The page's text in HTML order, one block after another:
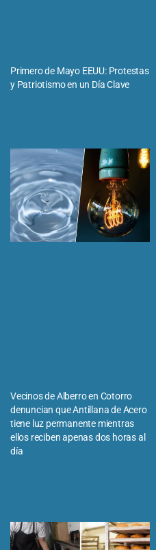
Primero de Mayo EEUU: Protestas
y Patriotismo en un Día Clave
Vecinos de Alberro en Cotorro
denuncian que Antillana de Acero
tiene luz permanente mientras
ellos reciben apenas dos horas al
día